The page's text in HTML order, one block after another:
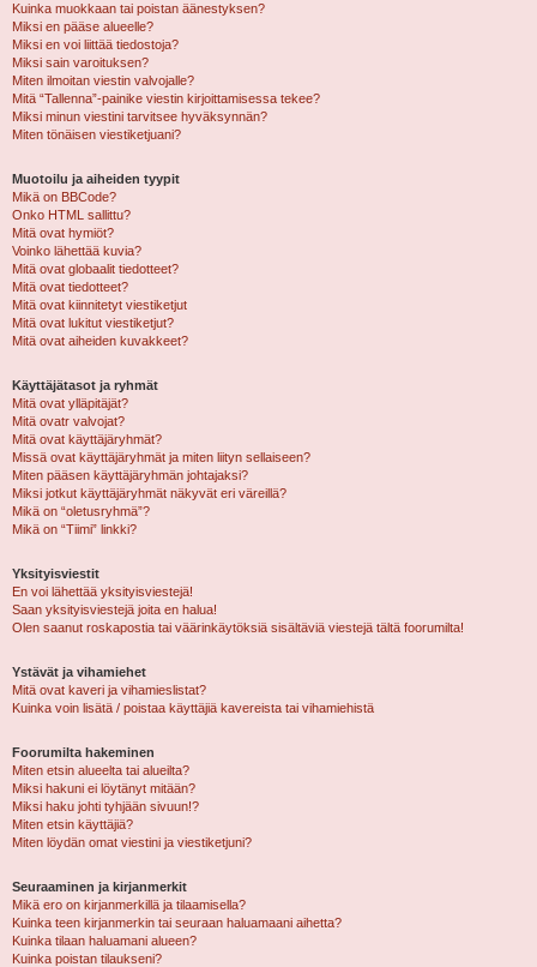
Kuinka muokkaan tai poistan äänestyksen?
Miksi en pääse alueelle?
Miksi en voi liittää tiedostoja?
Miksi sain varoituksen?
Miten ilmoitan viestin valvojalle?
Mitä “Tallenna”-painike viestin kirjoittamisessa tekee?
Miksi minun viestini tarvitsee hyväksynnän?
Miten tönäisen viestiketjuani?
Muotoilu ja aiheiden tyypit
Mikä on BBCode?
Onko HTML sallittu?
Mitä ovat hymiöt?
Voinko lähettää kuvia?
Mitä ovat globaalit tiedotteet?
Mitä ovat tiedotteet?
Mitä ovat kiinnitetyt viestiketjut
Mitä ovat lukitut viestiketjut?
Mitä ovat aiheiden kuvakkeet?
Käyttäjätasot ja ryhmät
Mitä ovat ylläpitäjät?
Mitä ovatr valvojat?
Mitä ovat käyttäjäryhmät?
Missä ovat käyttäjäryhmät ja miten liityn sellaiseen?
Miten pääsen käyttäjäryhmän johtajaksi?
Miksi jotkut käyttäjäryhmät näkyvät eri väreillä?
Mikä on “oletusryhmä”?
Mikä on “Tiimi” linkki?
Yksityisviestit
En voi lähettää yksityisviestejä!
Saan yksityisviestejä joita en halua!
Olen saanut roskapostia tai väärinkäytöksiä sisältäviä viestejä tältä foorumilta!
Ystävät ja vihamiehet
Mitä ovat kaveri ja vihamieslistat?
Kuinka voin lisätä / poistaa käyttäjiä kavereista tai vihamiehistä
Foorumilta hakeminen
Miten etsin alueelta tai alueilta?
Miksi hakuni ei löytänyt mitään?
Miksi haku johti tyhjään sivuun!?
Miten etsin käyttäjiä?
Miten löydän omat viestini ja viestiketjuni?
Seuraaminen ja kirjanmerkit
Mikä ero on kirjanmerkillä ja tilaamisella?
Kuinka teen kirjanmerkin tai seuraan haluamaani aihetta?
Kuinka tilaan haluamani alueen?
Kuinka poistan tilaukseni?